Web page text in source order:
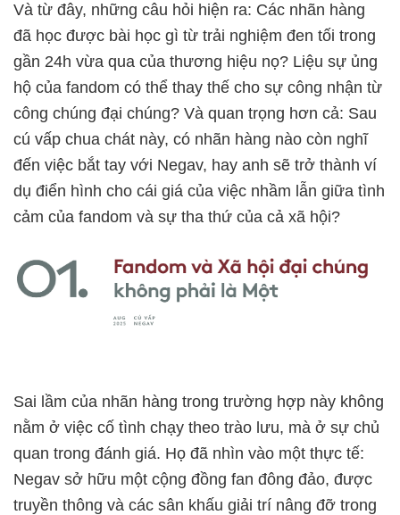
Và từ đây, những câu hỏi hiện ra: Các nhãn hàng
đã học được bài học gì từ trải nghiệm đen tối trong
gần 24h vừa qua của thương hiệu nọ? Liệu sự ủng
hộ của fandom có thể thay thế cho sự công nhận từ
công chúng đại chúng? Và quan trọng hơn cả: Sau
cú vấp chua chát này, có nhãn hàng nào còn nghĩ
đến việc bắt tay với Negav, hay anh sẽ trở thành ví
dụ điển hình cho cái giá của việc nhầm lẫn giữa tình
cảm của fandom và sự tha thứ của cả xã hội?
Sai lầm của nhãn hàng trong trường hợp này không
nằm ở việc cố tình chạy theo trào lưu, mà ở sự chủ
quan trong đánh giá. Họ đã nhìn vào một thực tế:
Negav sở hữu một cộng đồng fan đông đảo, được
truyền thông và các sân khấu giải trí nâng đỡ trong